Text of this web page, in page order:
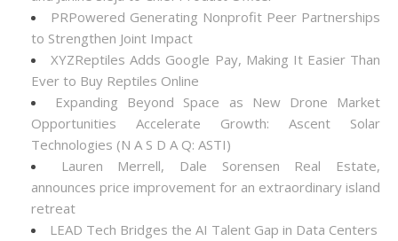
PRPowered Generating Nonprofit Peer Partnerships
to Strengthen Joint Impact
XYZReptiles Adds Google Pay, Making It Easier Than
Ever to Buy Reptiles Online
Expanding Beyond Space as New Drone Market
Opportunities Accelerate Growth: Ascent Solar
Technologies (N A S D A Q: ASTI)
Lauren Merrell, Dale Sorensen Real Estate,
announces price improvement for an extraordinary island
retreat
LEAD Tech Bridges the AI Talent Gap in Data Centers